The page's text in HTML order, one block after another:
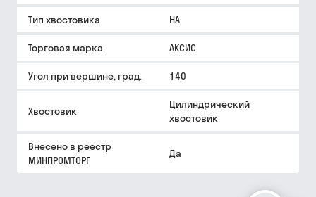
Тип хвостовика HA
Торговая марка АКСИС
Угол при вершине, град. 140
Хвостовик
Цилиндрический
хвостовик
Внесено в реестр
МИНПРОМТОРГ
Да